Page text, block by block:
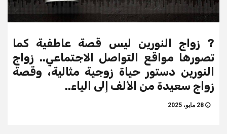
? زواج النورين ليس قصة عاطفية كما
تصورها مواقع التواصل الاجتماعي.. زواج
النورين دستور حياة زوجية مثالية، وقصة
زواج سعيدة من الألف إلى الياء..